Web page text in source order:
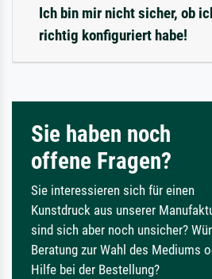
Ich bin mir nicht sicher, ob
richtig konfiguriert habe!
Sie haben noch
offene Fragen?
Sie interessieren sich für einen
Kunstdruck aus unserer
sind sich aber noch unsicher?
Beratung zur Wahl des Mediums
Hilfe bei der Bestellung?